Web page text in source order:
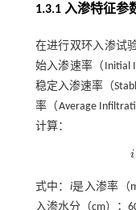
1.3.1 入渗特征参
在进行双环入渗试
始入渗速率（Initial
稳定入渗速率（
率（Average
计算：
i
i=
式中： i是入渗率（
入渗水分（cm）；